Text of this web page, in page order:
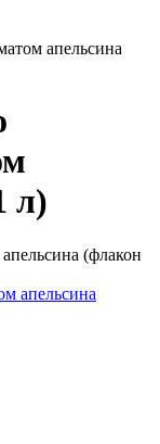
апельсина
л)
(флакон